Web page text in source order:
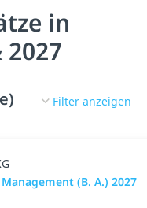
in
2027
Filter anzeigen
(B. A.) 2027